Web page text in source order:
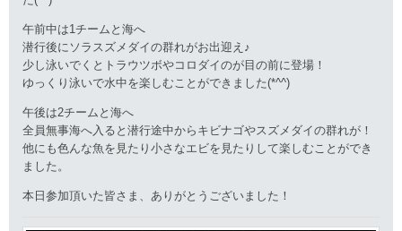
午前中は1チームと海へ
潜行後にソラスズメダイの群れがお出迎え♪
少し泳いでくとトラウツボやコロダイのが目の前に登場！
ゆっくり泳いで水中を楽しむことができました(*^^)
午後は2チームと海へ
全員無事海へ入ると潜行途中からキビナゴやスズメダイの群れが！
他にも色んな魚を見たり小さなエビを見たりして楽しむことができ
ました。
本日参加頂いた皆さま、ありがとうございました！